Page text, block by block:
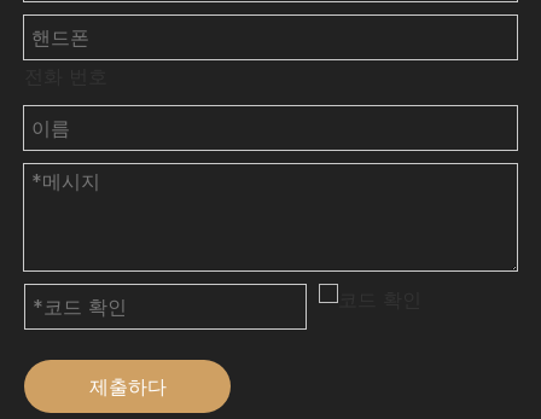
제출하다